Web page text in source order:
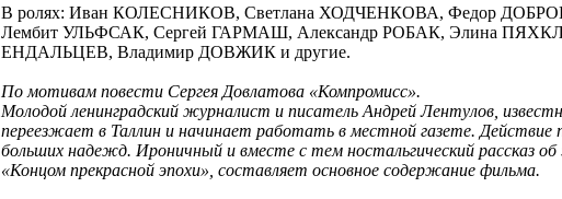
В ролях: Иван КОЛЕСНИКОВ, Светлана ХОДЧЕНКОВА, Федор
Лембит УЛЬФСАК, Сергей ГАРМАШ, Александр РОБАК, Элина
ЕНДАЛЬЦЕВ, Владимир ДОВЖИК и другие.
По мотивам повести Сергея Довлатова «Компромисс».
Молодой ленинградский журналист и писатель Андрей Лентулов,
переезжает в Таллин и начинает работать в местной газете. Действие
больших надежд. Ироничный и вместе с тем ностальгический рассказ
«Концом прекрасной эпохи», составляет основное содержание фильма.